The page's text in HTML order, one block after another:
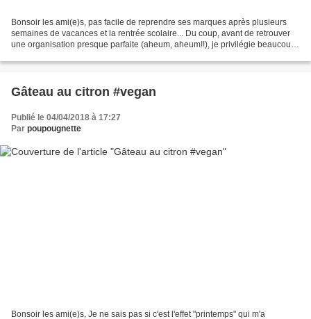
Bonsoir les ami(e)s, pas facile de reprendre ses marques après plusieurs
semaines de vacances et la rentrée scolaire... Du coup, avant de retrouver
une organisation presque parfaite (aheum, aheum!!), je privilégie beaucoup
Gâteau au citron #vegan
Publié le 04/04/2018 à 17:27
Par poupougnette
Bonsoir les ami(e)s, Je ne sais pas si c'est l'effet "printemps" qui m'a